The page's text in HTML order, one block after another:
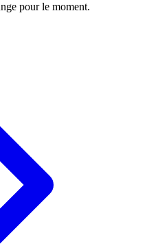
pour le moment.